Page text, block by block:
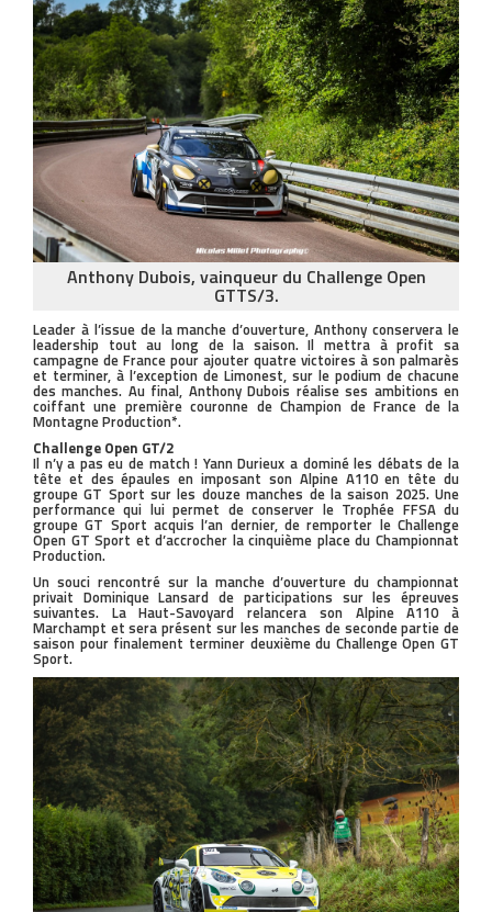
Anthony Dubois, vainqueur du Challenge Open
GTTS/3.
Leader à l’issue de la manche d’ouverture, Anthony conservera le
leadership tout au long de la saison. Il mettra à profit sa
campagne de France pour ajouter quatre victoires à son palmarès
et terminer, à l’exception de Limonest, sur le podium de chacune
des manches. Au final, Anthony Dubois réalise ses ambitions en
coiffant une première couronne de Champion de France de la
Montagne Production*.
Challenge Open GT/2
Il n’y a pas eu de match ! Yann Durieux a dominé les débats de la
tête et des épaules en imposant son Alpine A110 en tête du
groupe GT Sport sur les douze manches de la saison 2025. Une
performance qui lui permet de conserver le Trophée FFSA du
groupe GT Sport acquis l’an dernier, de remporter le Challenge
Open GT Sport et d’accrocher la cinquième place du Championnat
Production.
Un souci rencontré sur la manche d’ouverture du championnat
privait Dominique Lansard de participations sur les épreuves
suivantes. La Haut-Savoyard relancera son Alpine A110 à
Marchampt et sera présent sur les manches de seconde partie de
saison pour finalement terminer deuxième du Challenge Open GT
Sport.